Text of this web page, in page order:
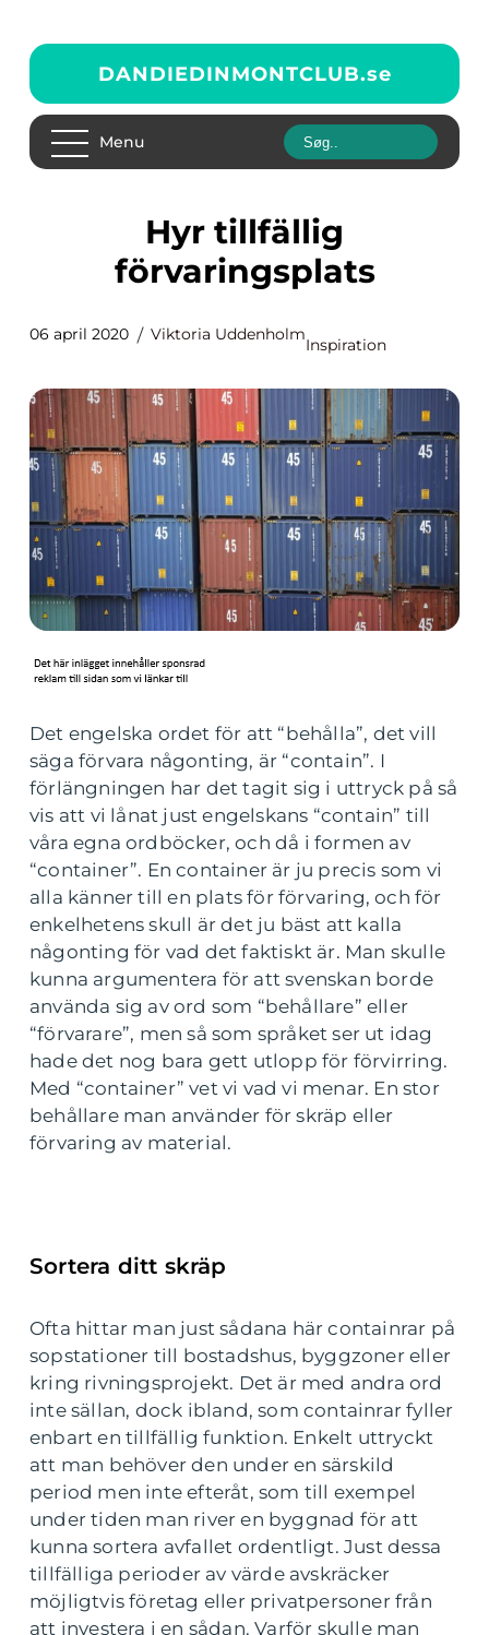
DANDIEDINMONTCLUB.se
Menu
Hyr tillfällig
förvaringsplats
06 april 2020 Viktoria Uddenholm
Inspiration
Det engelska ordet för att “behålla”, det vill
säga förvara någonting, är “contain”. I
förlängningen har det tagit sig i uttryck på så
vis att vi lånat just engelskans “contain” till
våra egna ordböcker, och då i formen av
“container”. En container är ju precis som vi
alla känner till en plats för förvaring, och för
enkelhetens skull är det ju bäst att kalla
någonting för vad det faktiskt är. Man skulle
kunna argumentera för att svenskan borde
använda sig av ord som “behållare” eller
“förvarare”, men så som språket ser ut idag
hade det nog bara gett utlopp för förvirring.
Med “container” vet vi vad vi menar. En stor
behållare man använder för skräp eller
förvaring av material.
Sortera ditt skräp
Ofta hittar man just sådana här containrar på
sopstationer till bostadshus, byggzoner eller
kring rivningsprojekt. Det är med andra ord
inte sällan, dock ibland, som containrar fyller
enbart en tillfällig funktion. Enkelt uttryckt
att man behöver den under en särskild
period men inte efteråt, som till exempel
under tiden man river en byggnad för att
kunna sortera avfallet ordentligt. Just dessa
tillfälliga perioder av värde avskräcker
möjligtvis företag eller privatpersoner från
att investera i en sådan. Varför skulle man